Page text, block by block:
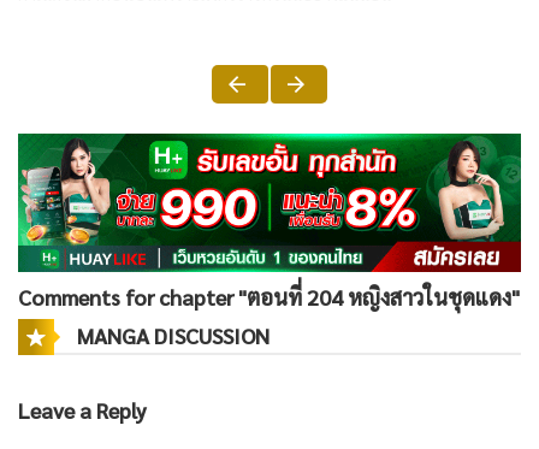
Comments for chapter "ตอนที่ 204 หญิงสาวในชุดแดง"
MANGA DISCUSSION
Leave a Reply